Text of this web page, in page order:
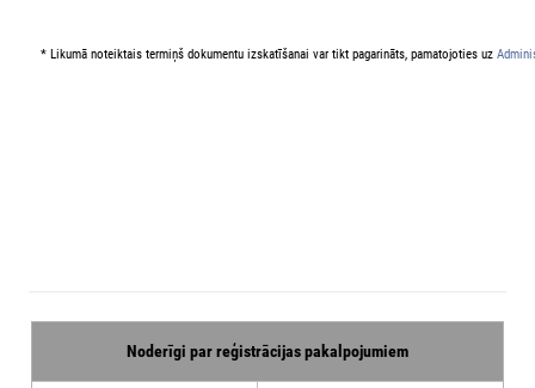
* Likumā noteiktais termiņš dokumentu izskatīšanai var tikt pagarināts, pamatojoties uz
Noderīgi par reģistrācijas pakalpojumiem